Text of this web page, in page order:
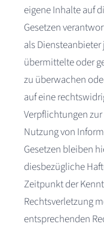
eigene Inhalte auf
Gesetzen
als
übermittelte oder
zu überwachen
auf eine
Verpflichtungen
Nutzung von
Gesetzen bleiben
diesbezügliche
Zeitpunkt der
Rechtsverletzung
entsprechenden